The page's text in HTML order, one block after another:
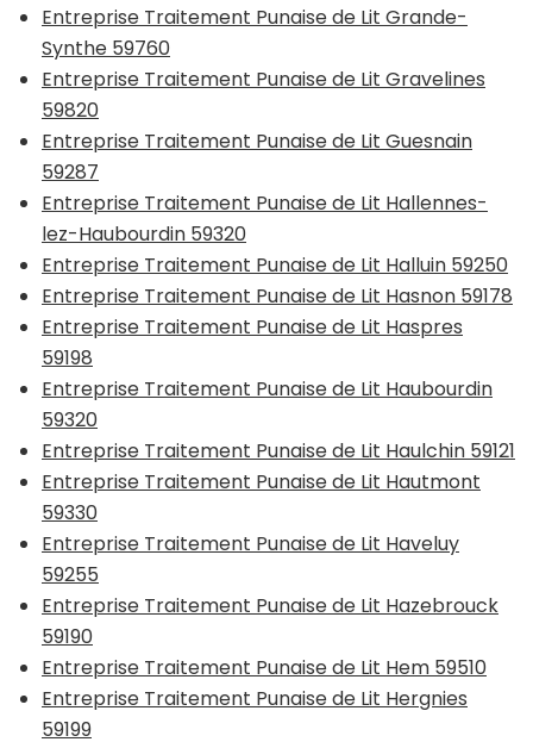
Entreprise Traitement Punaise de Lit Grande-
Synthe 59760
Entreprise Traitement Punaise de Lit Gravelines
59820
Entreprise Traitement Punaise de Lit Guesnain
59287
Entreprise Traitement Punaise de Lit Hallennes-
lez-Haubourdin 59320
Entreprise Traitement Punaise de Lit Halluin 59250
Entreprise Traitement Punaise de Lit Hasnon 59178
Entreprise Traitement Punaise de Lit Haspres
59198
Entreprise Traitement Punaise de Lit Haubourdin
59320
Entreprise Traitement Punaise de Lit Haulchin 59121
Entreprise Traitement Punaise de Lit Hautmont
59330
Entreprise Traitement Punaise de Lit Haveluy
59255
Entreprise Traitement Punaise de Lit Hazebrouck
59190
Entreprise Traitement Punaise de Lit Hem 59510
Entreprise Traitement Punaise de Lit Hergnies
59199